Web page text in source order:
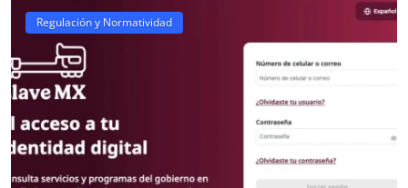
Regulación y Normatividad